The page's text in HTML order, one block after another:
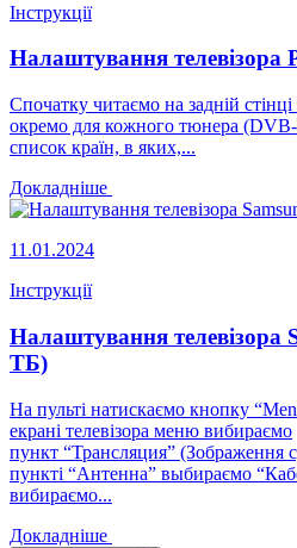
Інструкції
Налаштування телевізора
Спочатку читаємо на задній
окремо для кожного тюнера
список країн, в яких,...
Докладніше
11.01.2024
Інструкції
Налаштування телевізора
ТБ)
На пульті натискаємо кнопку
екрані телевізора меню вибираємо
пункт “Трансляция” (Зображення
пункті “Антенна” выбираємо
вибираємо...
Докладніше